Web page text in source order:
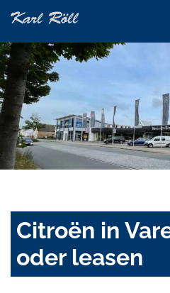
Citroën in
oder leasen